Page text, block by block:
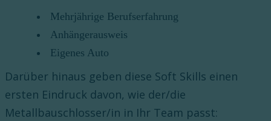
Mehrjährige Berufserfahrung
Anhängerausweis
Eigenes Auto
Darüber hinaus geben diese Soft Skills einen
ersten Eindruck davon, wie der/die
Metallbauschlosser/in in Ihr Team passt: